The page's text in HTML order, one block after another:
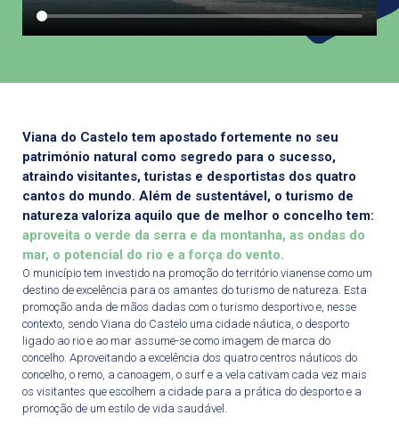
Viana do Castelo tem apostado fortemente no seu
património natural como segredo para o sucesso,
atraindo visitantes, turistas e desportistas dos quatro
cantos do mundo. Além de sustentável, o turismo de
natureza valoriza aquilo que de melhor o concelho tem:
aproveita o verde da serra e da montanha, as ondas do
mar, o potencial do rio e a força do vento.
O município tem investido na promoção do território vianense como um
destino de excelência para os amantes do turismo de natureza. Esta
promoção anda de mãos dadas com o turismo desportivo e, nesse
contexto, sendo Viana do Castelo uma cidade náutica, o desporto
ligado ao rio e ao mar assume-se como imagem de marca do
concelho. Aproveitando a excelência dos quatro centros náuticos do
concelho, o remo, a canoagem, o surf e a vela cativam cada vez mais
os visitantes que escolhem a cidade para a prática do desporto e a
promoção de um estilo de vida saudável.